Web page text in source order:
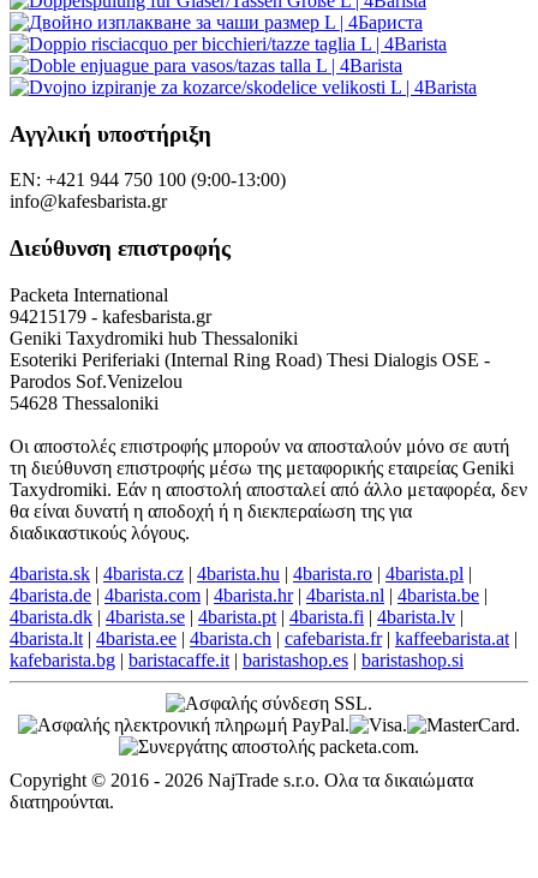
Αγγλική υποστήριξη
EN: +421 944 750 100 (9:00-13:00)
info@kafesbarista.gr
Διεύθυνση επιστροφής
Packeta International
94215179 - kafesbarista.gr
Geniki Taxydromiki hub Thessaloniki
Esoteriki Periferiaki (Internal Ring Road) Thesi Dialogis OSE -
Parodos Sof.Venizelou
54628 Thessaloniki
Οι αποστολές επιστροφής μπορούν να αποσταλούν μόνο σε αυτή
τη διεύθυνση επιστροφής μέσω της μεταφορικής εταιρείας Geniki
Taxydromiki. Εάν η αποστολή αποσταλεί από άλλο μεταφορέα, δεν
θα είναι δυνατή η αποδοχή ή η διεκπεραίωση της για
διαδικαστικούς λόγους.
4barista.sk | 4barista.cz | 4barista.hu | 4barista.ro | 4barista.pl |
4barista.de | 4barista.com | 4barista.hr| 4barista.nl | 4barista.be |
4barista.dk | 4barista.se | 4barista.pt | 4barista.fi | 4barista.lv |
4barista.lt | 4barista.ee | 4barista.ch | cafebarista.fr| kaffeebarista.at |
kafebarista.bg | baristacaffe.it | baristashop.es | baristashop.si
Copyright © 2016 - 2026 NajTrade s.r.o. Ολα τα δικαιώματα
διατηρούνται.